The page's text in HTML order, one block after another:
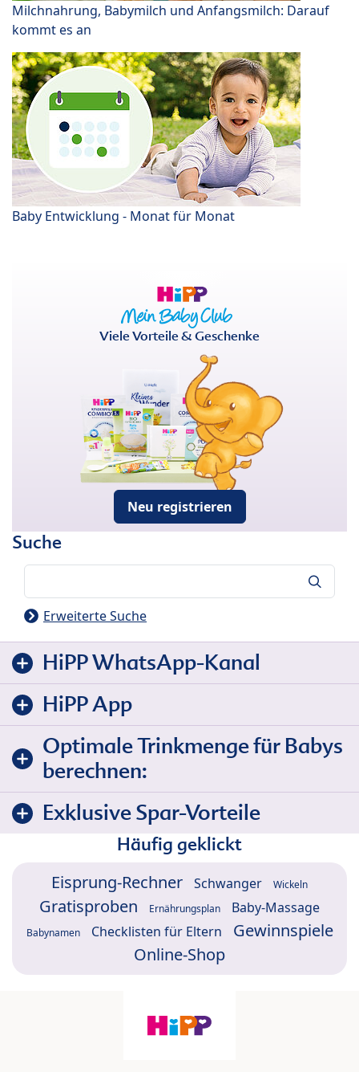
Milchnahrung, Babymilch und Anfangsmilch: Darauf
kommt es an
Baby Entwicklung - Monat für Monat
Viele Vorteile & Geschenke
Neu registrieren
Suche
Erweiterte Suche
HiPP WhatsApp-Kanal
HiPP App
Optimale Trinkmenge für Babys
berechnen:
Exklusive Spar-Vorteile
Häufig geklickt
Eisprung-Rechner Schwanger Wickeln
Gratisproben Ernährungsplan Baby-Massage
Babynamen Checklisten für Eltern
Gewinnspiele
Online-Shop